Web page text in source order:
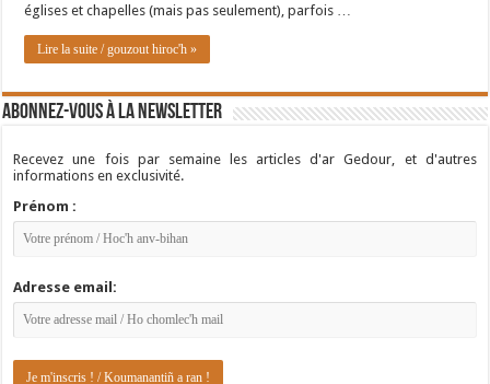
églises et chapelles (mais pas seulement), parfois …
Lire la suite / gouzout hiroc'h »
Abonnez-vous à la newsletter
Recevez une fois par semaine les articles d'ar Gedour, et d'autres
informations en exclusivité.
Prénom :
Adresse email: